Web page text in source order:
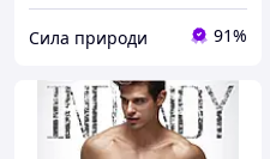
Сила природи 91%